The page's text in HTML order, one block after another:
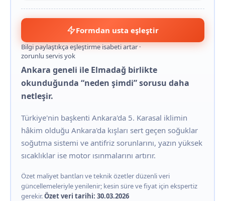
Formdan usta eşleştir
Bilgi paylaştıkça eşleştirme isabeti artar ·
zorunlu servis yok
Ankara geneli ile Elmadağ birlikte
okunduğunda “neden şimdi” sorusu daha
netleşir.
Türkiye'nin başkenti Ankara'da 5. Karasal iklimin
hâkim olduğu Ankara'da kışları sert geçen soğuklar
soğutma sistemi ve antifriz sorunlarını, yazın yüksek
sıcaklıklar ise motor ısınmalarını artırır.
Özet maliyet bantları ve teknik özetler düzenli veri
güncellemeleriyle yenilenir; kesin süre ve fiyat için ekspertiz
gerekir.Özet veri tarihi: 30.03.2026